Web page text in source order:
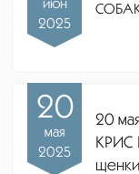
2025
20
мая
2025
20
КРИС
щенки